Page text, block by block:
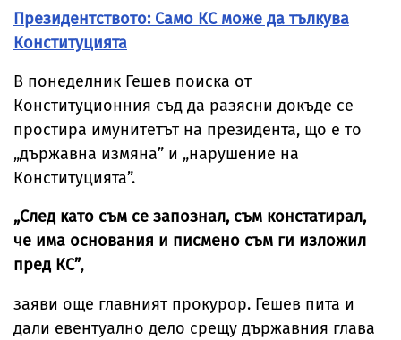
Президентството: Само КС може да тълкува
Конституцията
В понеделник Гешев поиска от
Конституционния съд да разясни докъде се
простира имунитетът на президента, що е то
„държавна измяна” и „нарушение на
Конституцията”.
„След като съм се запознал, съм констатирал,
че има основания и писмено съм ги изложил
пред КС”,
заяви още главният прокурор. Гешев пита и
дали евентуално дело срещу държавния глава